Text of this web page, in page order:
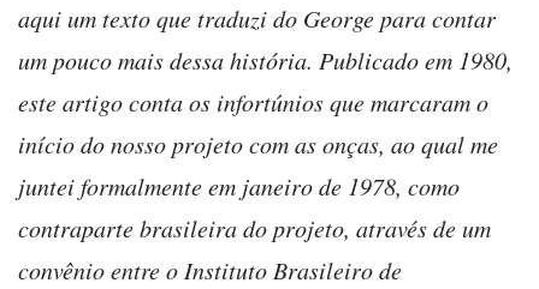
aqui um texto que traduzi do George para contar
um pouco mais dessa história. Publicado em 1980,
este artigo conta os infortúnios que marcaram o
início do nosso projeto com as onças, ao qual me
juntei formalmente em janeiro de 1978, como
contraparte brasileira do projeto, através de um
convênio entre o Instituto Brasileiro de